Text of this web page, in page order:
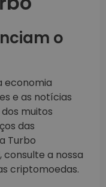
o
economia
e as notícias
muitos
das
Turbo
a nossa
criptomoedas.